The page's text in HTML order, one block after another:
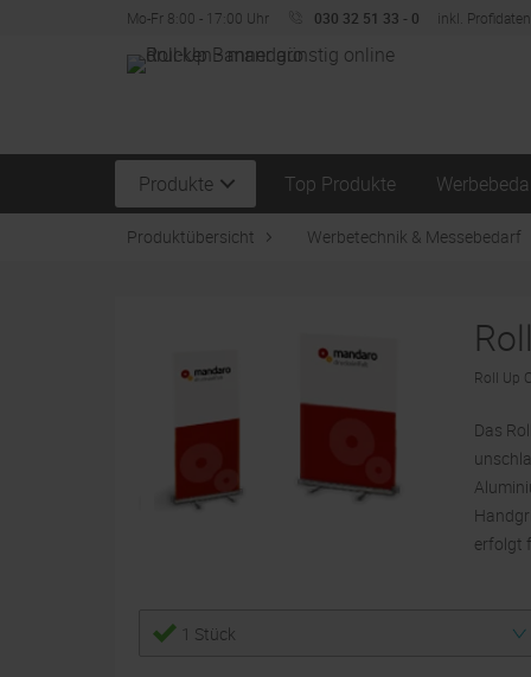
Mo-Fr 8:00 - 17:00 Uhr 030 32 51 33 - 0 inkl.
Produkte Top Produkte
Produktübersicht Werbetechnik & Messebedarf
Roll Up
Das
erfolgt
1 Stück